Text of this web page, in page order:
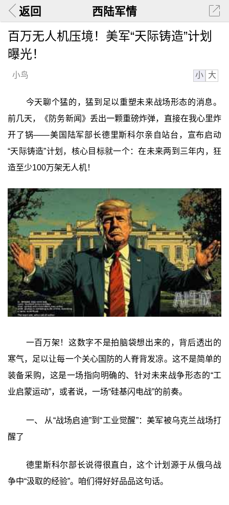
返回 西陆军情
百万无人机压境！美军“天际铸造”计划
曝光！
小鸟 小 大
今天聊个猛的，猛到足以重塑未来战场形态的消息。
前几天，《防务新闻》丢出一颗重磅炸弹，直接在我心里炸
开了锅——美国陆军部长德里斯科尔亲自站台，宣布启动
“天际铸造”计划，核心目标就一个：在未来两到三年内，狂
造至少100万架无人机！
一百万架！这数字不是拍脑袋想出来的，背后透出的
寒气，足以让每一个关心国防的人脊背发凉。这不是简单的
装备采购，这是一场指向明确的、针对未来战争形态的“工
业启蒙运动”，或者说，一场“硅基闪电战”的前奏。
一、 从“战场启迪”到“工业觉醒”：美军被乌克兰战场打
醒了
德里斯科尔部长说得很直白，这个计划源于从俄乌战
争中“汲取的经验”。咱们得好好品品这句话。